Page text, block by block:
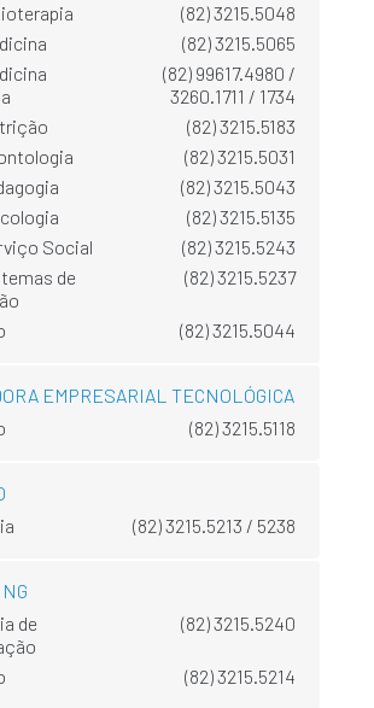
(82) 3215.5048
(82) 3215.5065
(82) 99617.4980 /
3260.1711 / 1734
(82) 3215.5183
(82) 3215.5031
(82) 3215.5043
(82) 3215.5135
Social
(82) 3215.5243
de
(82) 3215.5237
(82) 3215.5044
EMPRESARIAL TECNOLÓGICA
(82) 3215.5118
(82) 3215.5213 / 5238
de
(82) 3215.5240
(82) 3215.5214